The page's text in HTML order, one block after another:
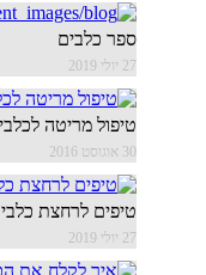
ספר כלבים
טיפול מריטה לכלבים
טיפים לרחצת כלבים